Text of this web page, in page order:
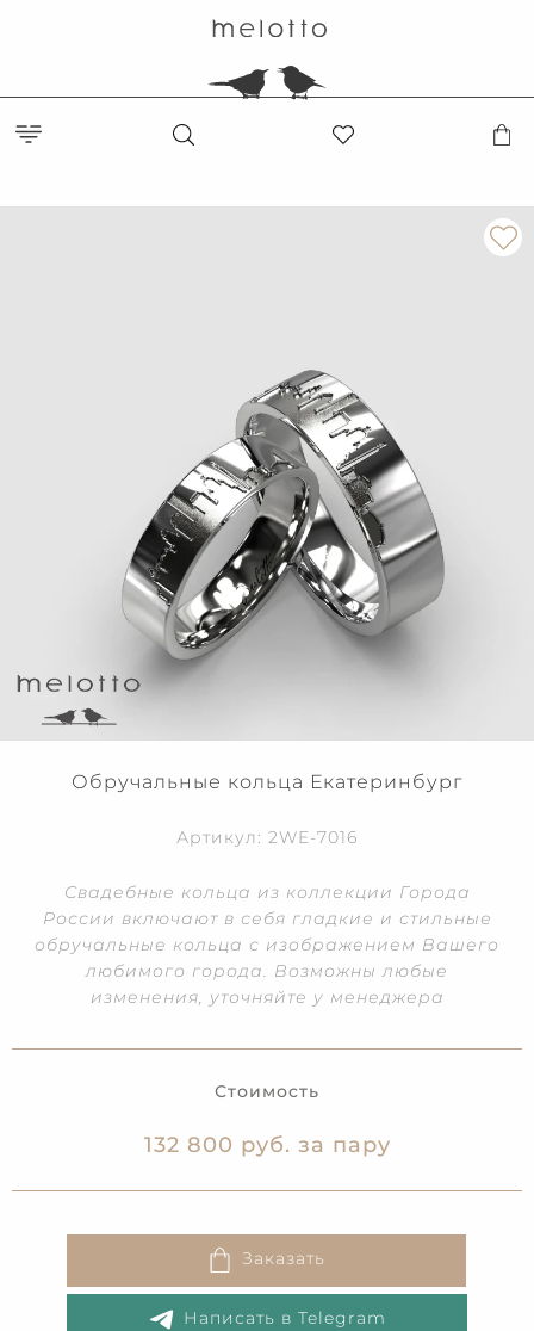
Обручальные кольца Екатеринбург
Артикул: 2WE-7016
Свадебные кольца из коллекции Города
России включают в себя гладкие и стильные
обручальные кольца с изображением Вашего
любимого города. Возможны любые
изменения, уточняйте у менеджера
Стоимость
132 800 руб. за пару
Заказать
Написать в Telegram